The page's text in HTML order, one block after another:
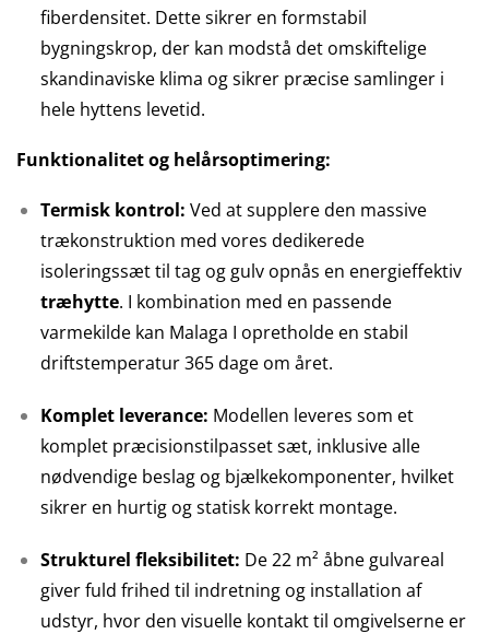
fiberdensitet. Dette sikrer en formstabil
bygningskrop, der kan modstå det omskiftelige
skandinaviske klima og sikrer præcise samlinger i
hele hyttens levetid.
Funktionalitet og helårsoptimering:
Termisk kontrol: Ved at supplere den massive
trækonstruktion med vores dedikerede
isoleringssæt til tag og gulv opnås en energieffektiv
træhytte. I kombination med en passende
varmekilde kan Malaga I opretholde en stabil
driftstemperatur 365 dage om året.
Komplet leverance: Modellen leveres som et
komplet præcisionstilpasset sæt, inklusive alle
nødvendige beslag og bjælkekomponenter, hvilket
sikrer en hurtig og statisk korrekt montage.
Strukturel fleksibilitet: De 22 m² åbne gulvareal
giver fuld frihed til indretning og installation af
udstyr, hvor den visuelle kontakt til omgivelserne er